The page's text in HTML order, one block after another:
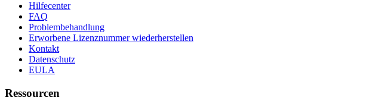
Hilfecenter
FAQ
Problembehandlung
Erworbene Lizenznummer wiederherstellen
Kontakt
Datenschutz
EULA
Ressourcen